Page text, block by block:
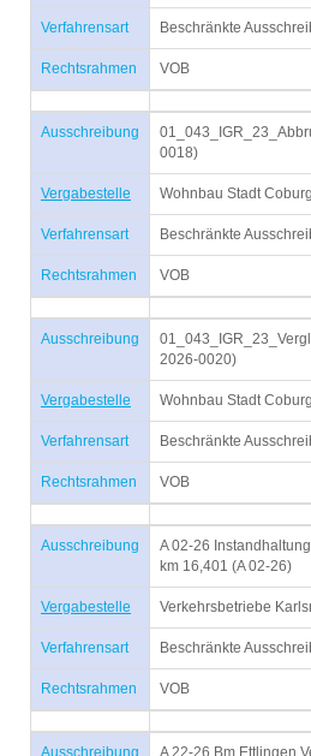
Verfahrensart Beschränkte
Rechtsrahmen VOB
Ausschreibung
0018)
Vergabestelle Wohnbau Stadt Coburg
Verfahrensart Beschränkte
Rechtsrahmen VOB
Ausschreibung
2026-0020)
Vergabestelle Wohnbau Stadt Coburg
Verfahrensart Beschränkte
Rechtsrahmen VOB
Ausschreibung
A 02-26
km 16,401 (A 02-26)
Vergabestelle Verkehrsbetriebe
Verfahrensart Beschränkte
Rechtsrahmen VOB
Ausschreibung A 22-26 Bm Ettlingen